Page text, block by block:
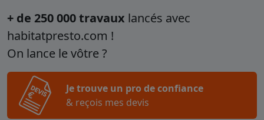
+ de 250 000 travaux lancés avec
habitatpresto.com !
On lance le vôtre ?
Je trouve un pro de confiance
& reçois mes devis